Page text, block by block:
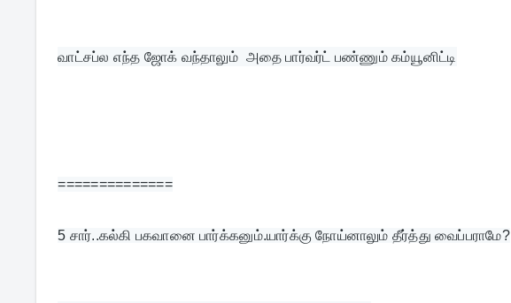
வாட்சப்ல எந்த ஜோக் வந்தாலும்  அதை பார்வர்ட் பண்ணும் கம்யூனிட்டி
==============
5 சார்..கல்கி பகவானை பார்க்கனும்.யார்க்கு நோய்னாலும் தீர்த்து வைப்பராமே?